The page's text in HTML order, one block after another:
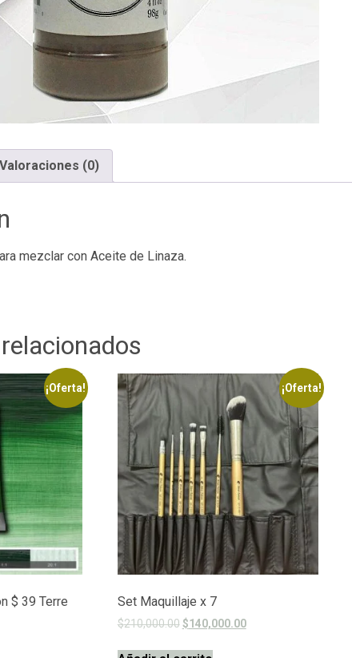
Valoraciones (0)
mezclar con Aceite de Linaza.
¡Oferta!
$ 39 Terre
¡Oferta!
Set Maquillaje x 7
$210,000.00 $140,000.00